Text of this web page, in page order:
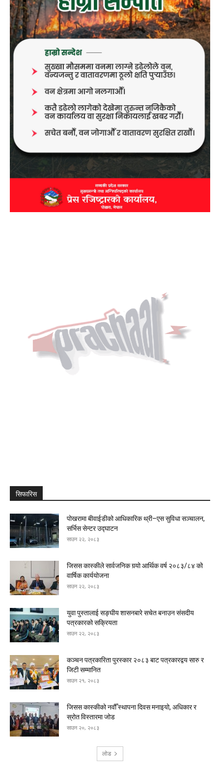
सिफारिस
पोखरामा बीवाईडीको आधिकारिक थ्री–एस सुविधा सञ्चालन,
सर्भिस सेन्टर उद्घाटन
साउन २२, २०८३
जिसस कास्कीले सार्वजनिक गर्‍यो आर्थिक वर्ष २०८३/८४ को
वार्षिक कार्ययोजना
साउन २२, २०८३
युवा पुस्तालाई सङ्घीय शासनबारे सचेत बनाउन संसदीय
पत्रकारको सक्रियता
साउन २२, २०८३
कञ्चन पत्रकारिता पुरस्कार २०८३ बाट पत्रकारद्वय सारु र
जिटी सम्मानित
साउन २१, २०८३
जिसस कास्कीको नवौँ स्थापना दिवस मनाइयो, अधिकार र
स्रोत विस्तारमा जोड
साउन २०, २०८३
लोड